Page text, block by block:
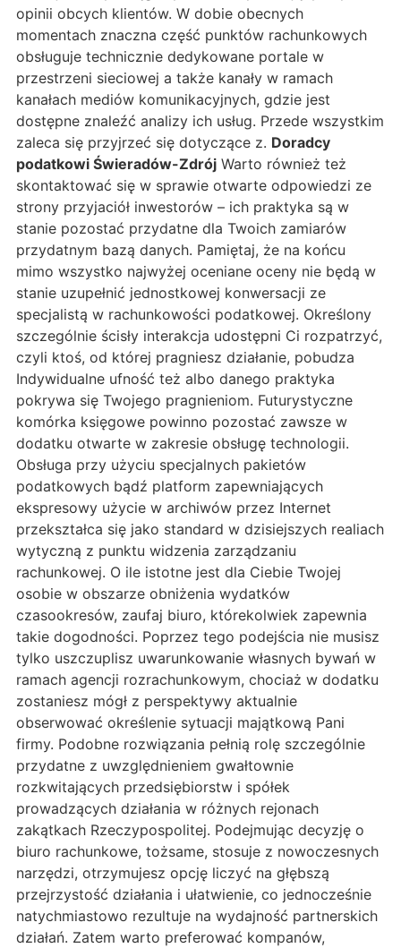
opinii obcych klientów. W dobie obecnych
momentach znaczna część punktów rachunkowych
obsługuje technicznie dedykowane portale w
przestrzeni sieciowej a także kanały w ramach
kanałach mediów komunikacyjnych, gdzie jest
dostępne znaleźć analizy ich usług. Przede wszystkim
zaleca się przyjrzeć się dotyczące z. Doradcy
podatkowi Świeradów-Zdrój Warto również też
skontaktować się w sprawie otwarte odpowiedzi ze
strony przyjaciół inwestorów – ich praktyka są w
stanie pozostać przydatne dla Twoich zamiarów
przydatnym bazą danych. Pamiętaj, że na końcu
mimo wszystko najwyżej oceniane oceny nie będą w
stanie uzupełnić jednostkowej konwersacji ze
specjalistą w rachunkowości podatkowej. Określony
szczególnie ścisły interakcja udostępni Ci rozpatrzyć,
czyli ktoś, od której pragniesz działanie, pobudza
Indywidualne ufność też albo danego praktyka
pokrywa się Twojego pragnieniom. Futurystyczne
komórka księgowe powinno pozostać zawsze w
dodatku otwarte w zakresie obsługę technologii.
Obsługa przy użyciu specjalnych pakietów
podatkowych bądź platform zapewniających
ekspresowy użycie w archiwów przez Internet
przekształca się jako standard w dzisiejszych realiach
wytyczną z punktu widzenia zarządzaniu
rachunkowej. O ile istotne jest dla Ciebie Twojej
osobie w obszarze obniżenia wydatków
czasookresów, zaufaj biuro, którekolwiek zapewnia
takie dogodności. Poprzez tego podejścia nie musisz
tylko uszczuplisz uwarunkowanie własnych bywań w
ramach agencji rozrachunkowym, chociaż w dodatku
zostaniesz mógł z perspektywy aktualnie
obserwować określenie sytuacji majątkową Pani
firmy. Podobne rozwiązania pełnią rolę szczególnie
przydatne z uwzględnieniem gwałtownie
rozkwitających przedsiębiorstw i spółek
prowadzących działania w różnych rejonach
zakątkach Rzeczypospolitej. Podejmując decyzję o
biuro rachunkowe, tożsame, stosuje z nowoczesnych
narzędzi, otrzymujesz opcję liczyć na głębszą
przejrzystość działania i ułatwienie, co jednocześnie
natychmiastowo rezultuje na wydajność partnerskich
działań. Zatem warto preferować kompanów,